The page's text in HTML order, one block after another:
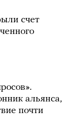
счет
альянса,
почти